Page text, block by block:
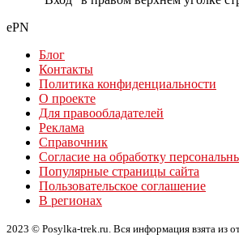
ePN
Блог
Контакты
Политика конфиденциальности
О проекте
Для правообладателей
Реклама
Справочник
Согласие на обработку
Популярные страницы сайта
Пользовательское соглашение
В регионах
2023 © Posylka-trek.ru. Вся информация взята из